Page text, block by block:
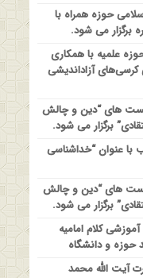
های #وحیانی و
دین معاصر
حوزه همراه با
برگزار می شود.
علمیه با همکاری
آزاداندیشی
های “دین و چالش
برگزار می شود.
با عنوان “خداشناسی
های “دین و چالش
برگزار می شود.
کلام امامیه
حوزه و دانشگاه
آیت الله محمد